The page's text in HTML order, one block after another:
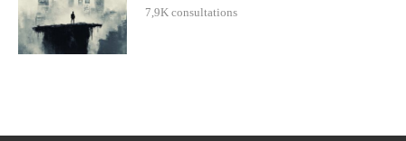
7,9K consultations